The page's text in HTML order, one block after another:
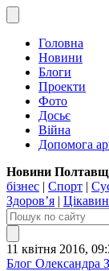
Головна
Новини
Блоги
Проекти
Фото
Досьє
Війна
Допомога
Новини
бізнес | Спорт |
Здоров’я |
11 квітня 2016,
Блог Олександра